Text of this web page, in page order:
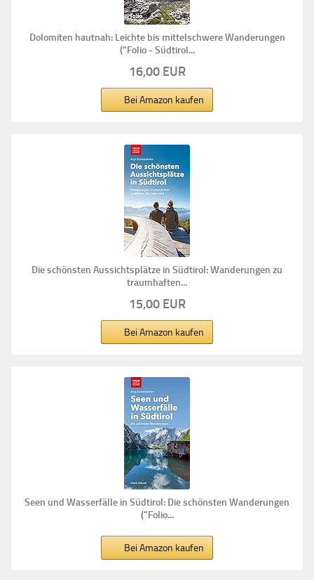
Dolomiten hautnah: Leichte bis mittelschwere Wanderungen
("Folio - Südtirol...
16,00 EUR
Bei Amazon kaufen
Die schönsten Aussichtsplätze in Südtirol: Wanderungen zu
traumhaften...
15,00 EUR
Bei Amazon kaufen
Seen und Wasserfälle in Südtirol: Die schönsten Wanderungen
("Folio...
Bei Amazon kaufen